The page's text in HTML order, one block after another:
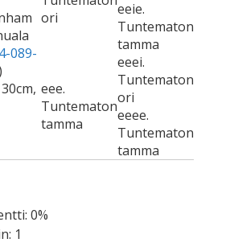
089-
ori
eeie.
Tuntematon
tamma
eee.
Tuntematon
tamma
eeei.
Tuntematon
ori
eeee.
Tuntematon
tamma
0%
1